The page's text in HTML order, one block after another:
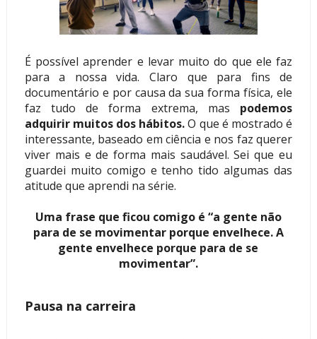
É possível aprender e levar muito do que ele faz
para a nossa vida. Claro que para fins de
documentário e por causa da sua forma física, ele
faz tudo de forma extrema, mas podemos
adquirir muitos dos hábitos.O que é mostrado é
interessante, baseado em ciência e nos faz querer
viver mais e de forma mais saudável. Sei que eu
guardei muito comigo e tenho tido algumas das
atitude que aprendi na série.
Uma frase que ficou comigo é “a gente não
para de se movimentar porque envelhece. A
gente envelhece porque para de se
movimentar”.
Pausa na carreira